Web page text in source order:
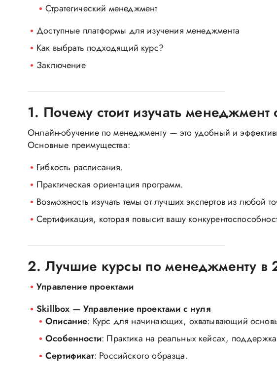
Стратегический менеджмент
Доступные платформы для изучения менеджмента
Как выбрать подходящий курс?
Заключение
1. Почему стоит изучать
Онлайн-обучение по менеджменту — это удобный и
Основные преимущества:
Гибкость расписания.
Практическая ориентация программ.
Возможность изучать темы от лучших экспертов из любой
Сертификация, которая повысит вашу
2. Лучшие курсы по менеджменту в
Управление проектами
Skillbox — Управление проектами с нуля
Описание: Курс для начинающих, охватывающий
Особенности: Практика на реальных кейсах,
Сертификат: Российского образца.